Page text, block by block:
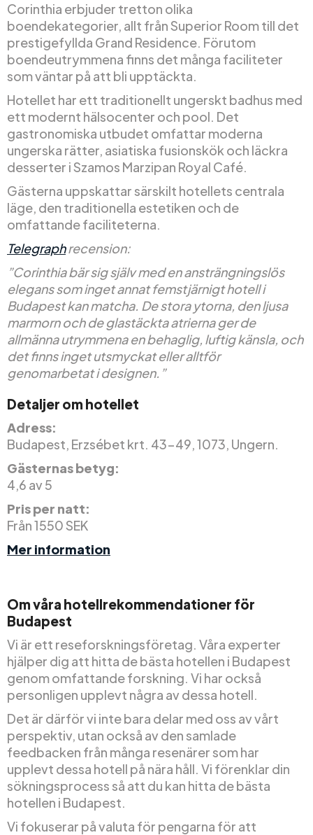
Corinthia erbjuder tretton olika
boendekategorier, allt från Superior Room till det
prestigefyllda Grand Residence. Förutom
boendeutrymmena finns det många faciliteter
som väntar på att bli upptäckta.
Hotellet har ett traditionellt ungerskt badhus med
ett modernt hälsocenter och pool. Det
gastronomiska utbudet omfattar moderna
ungerska rätter, asiatiska fusionskök och läckra
desserter i Szamos Marzipan Royal Café.
Gästerna uppskattar särskilt hotellets centrala
läge, den traditionella estetiken och de
omfattande faciliteterna.
Telegraphrecension:
”Corinthia bär sig själv med en ansträngningslös
elegans som inget annat femstjärnigt hotell i
Budapest kan matcha. De stora ytorna, den ljusa
marmorn och de glastäckta atrierna ger de
allmänna utrymmena en behaglig, luftig känsla, och
det finns inget utsmyckat eller alltför
genomarbetat i designen.”
Detaljer om hotellet
Adress:
Budapest, Erzsébet krt. 43-49, 1073, Ungern.
Gästernas betyg:
4,6 av 5
Pris per natt:
Från 1550 SEK
Mer information
Om våra hotellrekommendationer för
Budapest
Vi är ett reseforskningsföretag. Våra experter
hjälper dig att hitta de bästa hotellen i Budapest
genom omfattande forskning. Vi har också
personligen upplevt några av dessa hotell.
Det är därför vi inte bara delar med oss av vårt
perspektiv, utan också av den samlade
feedbacken från många resenärer som har
upplevt dessa hotell på nära håll. Vi förenklar din
sökningsprocess så att du kan hitta de bästa
hotellen i Budapest.
Vi fokuserar på valuta för pengarna för att